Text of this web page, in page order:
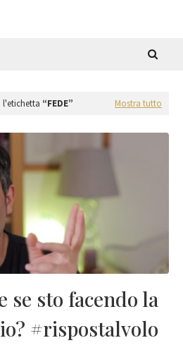
l'etichetta FEDE Mostra tutto
se sto facendo la
#rispostalvolo